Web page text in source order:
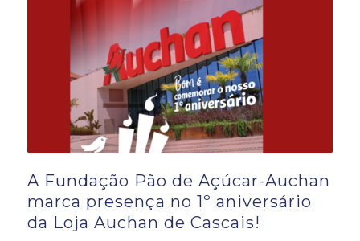
A Fundação Pão de Açúcar-Auchan
marca presença no 1º aniversário
da Loja Auchan de Cascais!